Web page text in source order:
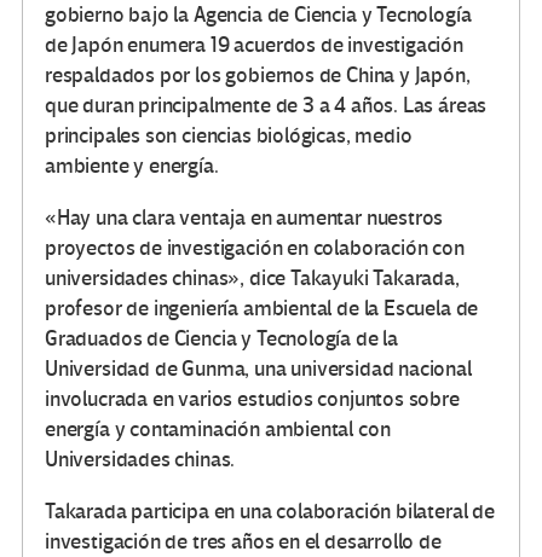
gobierno bajo la Agencia de Ciencia y Tecnología
de Japón enumera 19 acuerdos de investigación
respaldados por los gobiernos de China y Japón,
que duran principalmente de 3 a 4 años. Las áreas
principales son ciencias biológicas, medio
ambiente y energía.
«Hay una clara ventaja en aumentar nuestros
proyectos de investigación en colaboración con
universidades chinas», dice Takayuki Takarada,
profesor de ingeniería ambiental de la Escuela de
Graduados de Ciencia y Tecnología de la
Universidad de Gunma, una universidad nacional
involucrada en varios estudios conjuntos sobre
energía y contaminación ambiental con
Universidades chinas.
Takarada participa en una colaboración bilateral de
investigación de tres años en el desarrollo de